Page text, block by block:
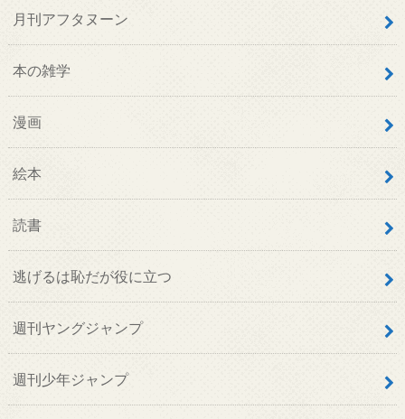
月刊アフタヌーン
本の雑学
漫画
絵本
読書
逃げるは恥だが役に立つ
週刊ヤングジャンプ
週刊少年ジャンプ